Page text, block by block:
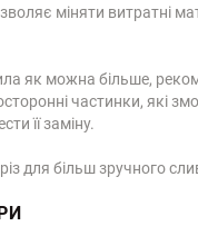
міняти витратні
як можна більше,
частинки, які
її заміну.
для більш зручного